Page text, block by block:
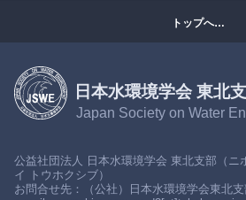
トップへ…
日本水環境学会 東北
Japan Society on Water
公益社団法人 日本水環境学会 東北支部（ニ
イ トウホクシブ）
お問合せ先：（公社）日本水環境学会東北